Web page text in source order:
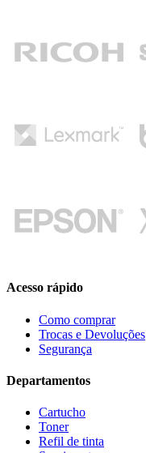
Acesso rápido
Como comprar
Trocas e Devoluções
Segurança
Departamentos
Cartucho
Toner
Refil de tinta